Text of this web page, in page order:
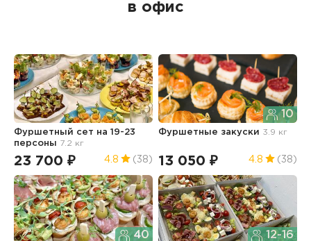
в офис
Фуршетный сет на 19-23
персоны 7.2 кг
23 700 ₽ 4.8 (38)
10
Фуршетные закуски 3.9 кг
13 050 ₽ 4.8 (38)
40 12-16